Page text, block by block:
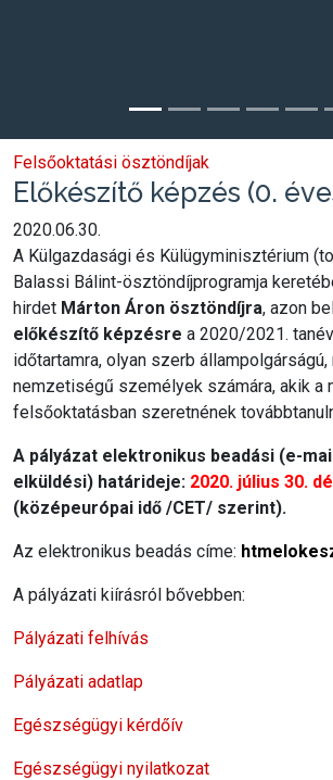
Felsőoktatási ösztöndíjak
Előkészítő képzés (0.
2020.06.30.
A Külgazdasági és Külügyminisztérium
Balassi Bálint-ösztöndíjprogramja
hirdet Márton Áron ösztöndíjra, azon
előkészítő képzésre a 2020/2021.
időtartamra, olyan szerb állampolgárságú,
nemzetiségű személyek számára, akik a
felsőoktatásban szeretnének
A pályázat elektronikus beadási (e-
elküldési) határideje: 2020. július 30.
(középeurópai idő /CET/ szerint).
Az elektronikus beadás címe:
A pályázati kiírásról bővebben:
Pályázati felhívás
Pályázati adatlap
Egészségügyi kérdőív
Egészségügyi nyilatkozat